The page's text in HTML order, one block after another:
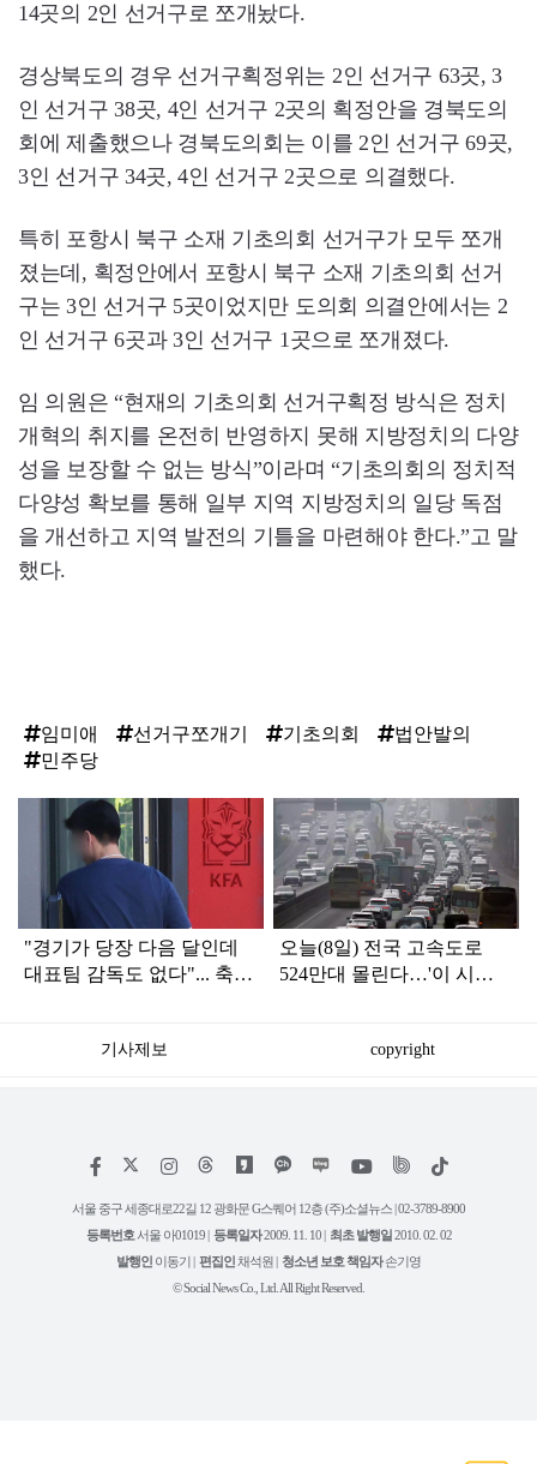
14곳의 2인 선거구로 쪼개놨다.
경상북도의 경우 선거구획정위는 2인 선거구 63곳, 3
인 선거구 38곳, 4인 선거구 2곳의 획정안을 경북도의
회에 제출했으나 경북도의회는 이를 2인 선거구 69곳,
3인 선거구 34곳, 4인 선거구 2곳으로 의결했다.
특히 포항시 북구 소재 기초의회 선거구가 모두 쪼개
졌는데, 획정안에서 포항시 북구 소재 기초의회 선거
구는 3인 선거구 5곳이었지만 도의회 의결안에서는 2
인 선거구 6곳과 3인 선거구 1곳으로 쪼개졌다.
임 의원은 “현재의 기초의회 선거구획정 방식은 정치
개혁의 취지를 온전히 반영하지 못해 지방정치의 다양
성을 보장할 수 없는 방식”이라며 “기초의회의 정치적
다양성 확보를 통해 일부 지역 지방정치의 일당 독점
을 개선하고 지역 발전의 기틀을 마련해야 한다.”고 말
했다.
임미애 선거구쪼개기 기초의회
법안발의
민주당
"경기가 당장 다음 달인데
대표팀 감독도 없다"... 축구
오늘(8일) 전국 고속도로
524만대 몰린다…'이 시
기사제보 copyright
페
스
북
인
타
그
램
위
트
리
유
튜
틱
서울 중구 세종대로22길 12 광화문 G스퀘어 12층 (주)소셜뉴스 | 02-3789-8900
등록번호 서울 아01019 | 등록일자2009. 11. 10 | 최초 발행일2010. 02. 02
발행인 이동기 | 편집인채석원 | 청소년 보호 책임자손기영
© Social News Co., Ltd. All Right Reserved.